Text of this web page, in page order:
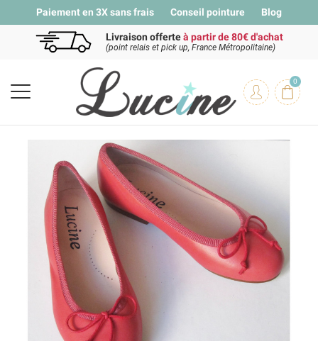
Paiement en 3X sans frais Conseil pointure Blog
Livraison offerteà partir de 80€ d'achat
(point relais et pick up, France Métropolitaine)
0